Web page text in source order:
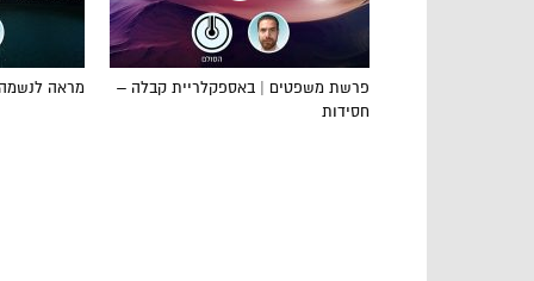
מראה
פרשת משפטים | באספקלריית קבלה –
חסידות